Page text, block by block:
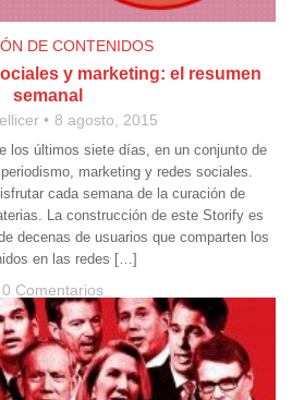
DE CONTENIDOS
y marketing: el resumen
semanal
8 agosto, 2015
los últimos siete días, en un conjunto de
marketing y redes sociales.
cada semana de la curación de
La construcción de este Storify es
decenas de usuarios que comparten los
en las redes […]
0 Comentarios